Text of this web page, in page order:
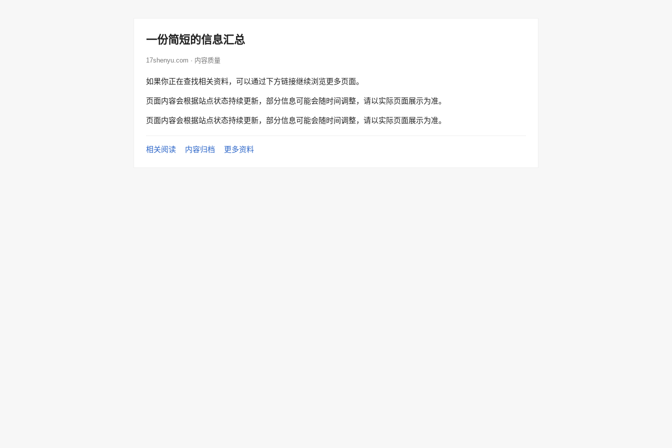
一份简短的信息汇总
17shenyu.com · 内容质量
如果你正在查找相关资料，可以通过下方链接继续浏览更多页面。
页面内容会根据站点状态持续更新，部分信息可能会随时间调整，请以实际页面展示为准。
页面内容会根据站点状态持续更新，部分信息可能会随时间调整，请以实际页面展示为准。
相关阅读 内容归档 更多资料